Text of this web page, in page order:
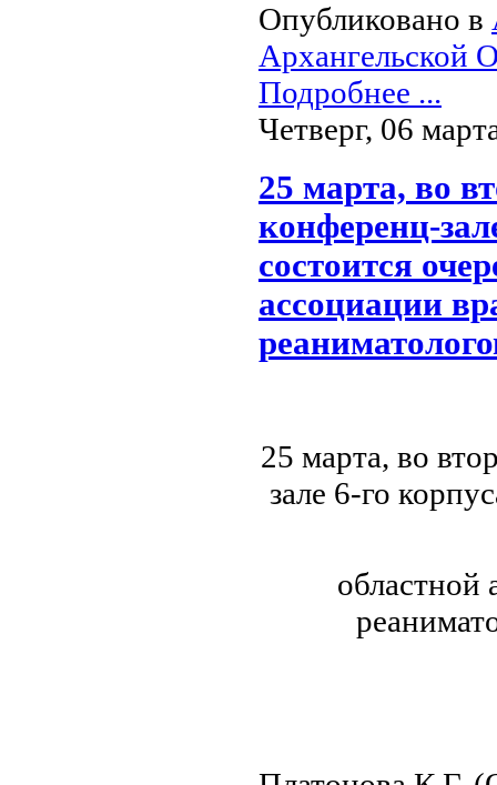
Опубликовано в
Архангельской
Подробнее ...
Четверг, 06
25 марта, во
конференц-
состоится
ассоциации
25 марта, во
зале 6-го
областной